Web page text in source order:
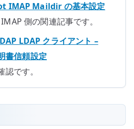
IMAP Maildir の基本設定
側の関連記事です。
LDAP クライアント –
書信頼設定
です。